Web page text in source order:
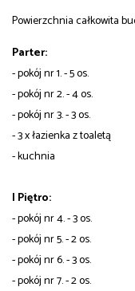
Powierzchnia całkowita
Parter:
- pokój nr 1. - 5 os.
- pokój nr 2. - 4 os.
- pokój nr 3. - 3 os.
- 3 x łazienka z toaletą
- kuchnia
I Piętro:
- pokój nr 4. - 3 os.
- pokój nr 5. - 2 os.
- pokój nr 6. - 3 os.
- pokój nr 7. - 2 os.